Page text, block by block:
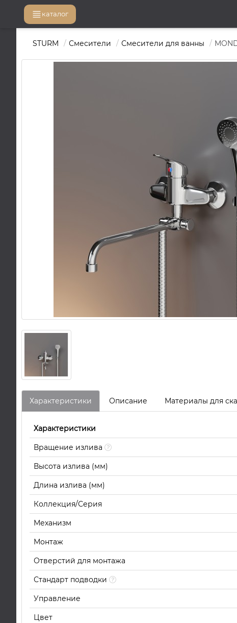
каталог
STURM Смесители Смесители для ванны
Характеристики Описание Материалы для
Характеристики
Вращение излива
Высота излива (мм)
Длина излива (мм)
Коллекция/Серия
Механизм
Монтаж
Отверстий для монтажа
Стандарт подводки
Управление
Цвет